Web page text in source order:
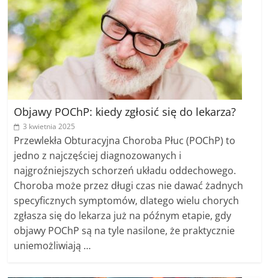
Objawy POChP: kiedy zgłosić się do lekarza?
3 kwietnia 2025
Przewlekła Obturacyjna Choroba Płuc (POChP) to
jedno z najczęściej diagnozowanych i
najgroźniejszych schorzeń układu oddechowego.
Choroba może przez długi czas nie dawać żadnych
specyficznych symptomów, dlatego wielu chorych
zgłasza się do lekarza już na późnym etapie, gdy
objawy POChP są na tyle nasilone, że praktycznie
uniemożliwiają …